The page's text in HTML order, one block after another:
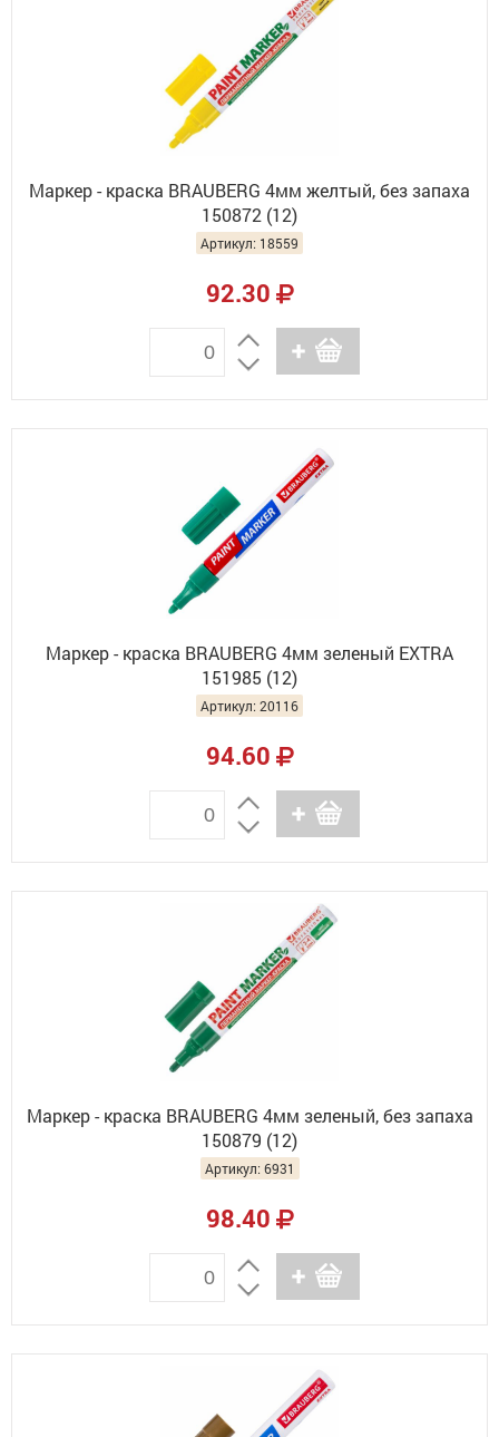
Маркер - краска BRAUBERG 4мм желтый, без запаха
150872 (12)
Артикул: 18559
92.30
Маркер - краска BRAUBERG 4мм зеленый EXTRA
151985 (12)
Артикул: 20116
94.60
Маркер - краска BRAUBERG 4мм зеленый, без запаха
150879 (12)
Артикул: 6931
98.40